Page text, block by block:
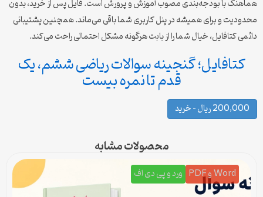
هماهنگ با بودجه‌بندی مصوب آموزش و پرورش است. فایل پس از خرید، بدون
محدودیت و برای همیشه در پنل کاربری شما باقی می‌ماند. همچنین پشتیبانی
دائمی کتافایل، خیال شما را از بابت هرگونه مشکل احتمالی راحت می‌کند.
کتافایل؛ گنجینه سوالات ریاضی ششم، یک
قدم تا نمره بیست
200,000 ریال – خرید
محصولات مشابه
Word و PDF ورد و پی دی اف